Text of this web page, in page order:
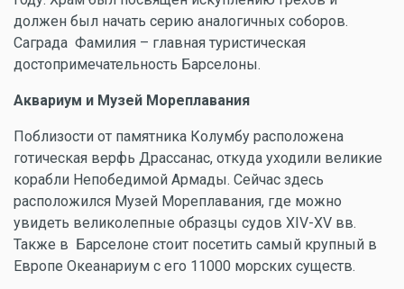
должен был начать серию аналогичных соборов.
Саграда Фамилия – главная туристическая
достопримечательность Барселоны.
Аквариум и Музей Мореплавания
Поблизости от памятника Колумбу расположена
готическая верфь Драссанас, откуда уходили великие
корабли Непобедимой Армады. Сейчас здесь
расположился Музей Мореплавания, где можно
увидеть великолепные образцы судов XIV-XV вв.
Также в Барселоне стоит посетить самый крупный в
Европе Океанариум с его 11000 морских существ.